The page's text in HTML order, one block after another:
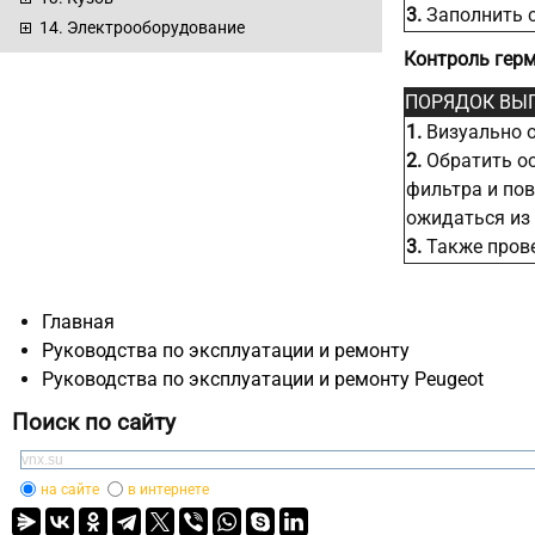
14. Электрооборудование
3. Заполнить
Контроль
ПОРЯДОК
1. Визуально
2. Обратить
фильтра и
ожидаться из
3. Также
Главная
Руководства по эксплуатации и ремонту
Руководства по эксплуатации и ремонту Peugeot
Поиск по сайту
на сайте в интернете